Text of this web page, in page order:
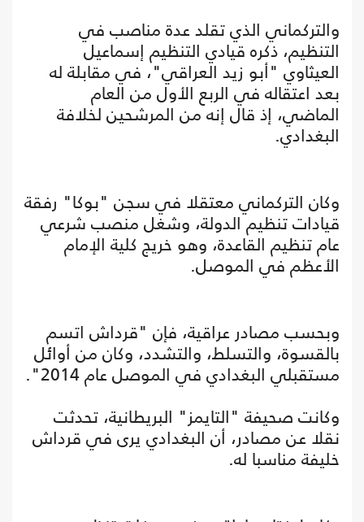
والتركماني الذي تقلد عدة مناصب في
التنظيم، ذكره قيادي التنظيم إسماعيل
العيثاوي "أبو زيد العراقي"، في مقابلة له
بعد اعتقاله في الربع الأول من العام
الماضي، إذ قال إنه من المرشحين لخلافة
البغدادي.
وكان التركماني معتقلا في سجن "بوكا" رفقة
قيادات تنظيم الدولة، وشغل منصب شرعي
عام تنظيم القاعدة، وهو خريج كلية الإمام
الأعظم في الموصل.
وبحسب مصادر عراقية، فإن "قرداش اتسم
بالقسوة، والتسلط، والتشدد، وكان من أوائل
مستقبلي البغدادي في الموصل عام 2014".
وكانت صحيفة "التايمز" البريطانية، تحدثت
نقلا عن مصادر، أن البغدادي يرى في قرداش
خليفة مناسبا له.